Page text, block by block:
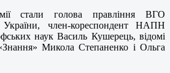
стали голова правління ВГО
України, член-кореспондент НАПН
наук Василь Кушерець, відомі
Микола Степаненко і Ольга